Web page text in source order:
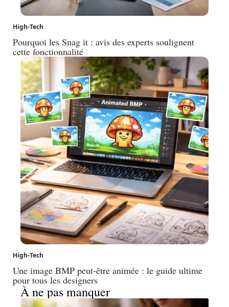
High-Tech
Pourquoi les Snag it : avis des experts soulignent
cette fonctionnalité
High-Tech
Une image BMP peut-être animée : le guide ultime
pour tous les designers
À ne pas manquer